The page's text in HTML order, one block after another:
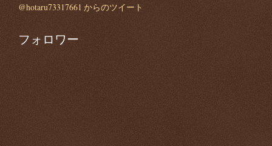
@hotaru73317661 からのツイート
フォロワー